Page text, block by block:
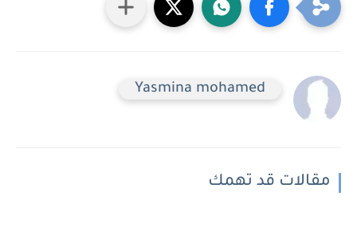
Yasmina mohamed
مقالات قد تهمك